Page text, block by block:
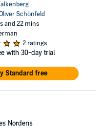
Studios
Schönfeld
and 22 mins
2 ratings
with 30-day trial
Standard free
Nordens